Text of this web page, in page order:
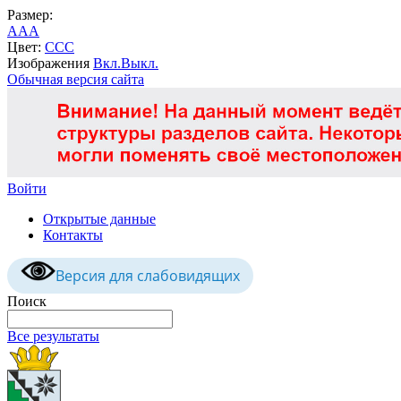
Размер:
AAA
Цвет: CCC
Изображения Вкл.Выкл.
Обычная версия сайта
Войти
Открытые данные
Контакты
Версия для слабовидящих
Поиск
Все результаты